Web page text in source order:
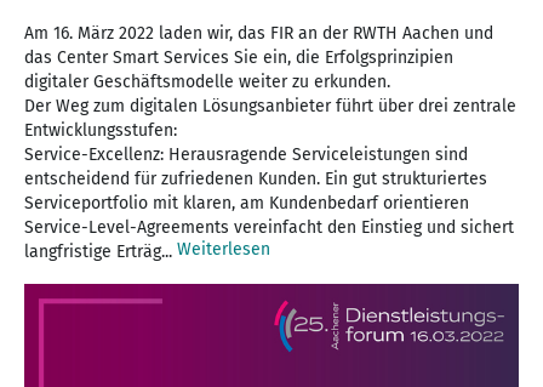
Am 16. März 2022 laden wir, das FIR an der RWTH Aachen und
das Center Smart Services Sie ein, die Erfolgsprinzipien
digitaler Geschäftsmodelle weiter zu erkunden.
Der Weg zum digitalen Lösungsanbieter führt über drei zentrale
Entwicklungsstufen:
Service-Excellenz: Herausragende Serviceleistungen sind
entscheidend für zufriedenen Kunden. Ein gut strukturiertes
Serviceportfolio mit klaren, am Kundenbedarf orientieren
Service-Level-Agreements vereinfacht den Einstieg und sichert
langfristige Erträg... Weiterlesen